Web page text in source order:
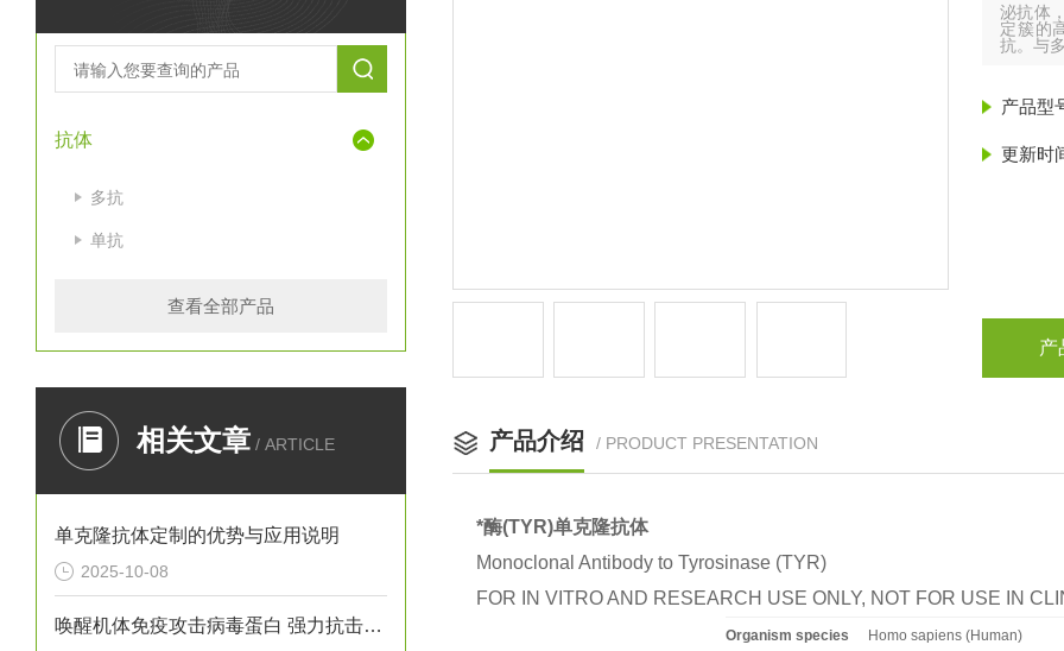
抗体
多抗
单抗
查看全部产品
相关文章 / ARTICLE
单克隆抗体定制的优势与应用说明
2025-10-08
唤醒机体免疫攻击病毒蛋白 强力抗击病毒感染
泌抗体
定簇的
抗。与
产品型
更新时
产
产品介绍 / PRODUCT PRESENTATION
*酶(TYR)单克隆抗体
Monoclonal Antibody to Tyrosinase (TYR)
FOR IN VITRO AND RESEARCH USE ONLY, NOT FOR USE IN
Organism species Homo sapiens (Human)